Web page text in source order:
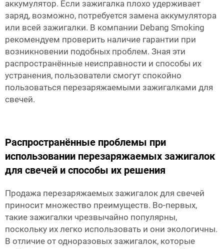
аккумулятор. Если зажигалка плохо удерживает
заряд, возможно, потребуется замена аккумулятора
или всей зажигалки. В компании Debang Smoking
рекомендуем проверить наличие гарантии при
возникновении подобных проблем. Зная эти
распространённые неисправности и способы их
устранения, пользователи смогут спокойно
пользоваться перезаряжаемыми зажигалками для
свечей.
Распространённые проблемы при
использовании перезаряжаемых зажигалок
для свечей и способы их решения
Продажа перезаряжаемых зажигалок для свечей
приносит множество преимуществ. Во-первых,
такие зажигалки чрезвычайно популярны,
поскольку их легко использовать и они экологичны.
В отличие от одноразовых зажигалок, которые